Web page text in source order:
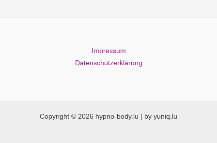
Impressum
Datenschutzerklärung
Copyright © 2026 hypno-body.lu | by yuniq.lu